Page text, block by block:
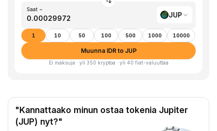
Saat ~
JUP
1 10 50 100 500 1000 10000
Muunna IDR to JUP
Ei maksuja · yli 350 kryptoa · yli 40 fiat-valuuttaa
"Kannattaako minun ostaa tokenia Jupiter
(JUP) nyt?"